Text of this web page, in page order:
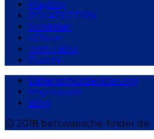
Playboy
POLARSTERN
Schiesser
s.Oliver
Tom Tailor
Zucchi
Datenschutzerklärung
Impressum
Blog
Ⓒ 2018 bettwaesche-finder.de